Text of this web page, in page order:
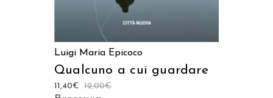
Luigi Maria Epicoco
Qualcuno a cui guardare
12,00€
11,40€